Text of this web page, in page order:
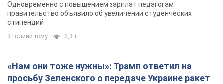
Одновременно с повышением зарплат педагогам
правительство объявило об увеличении студенческих
стипендий
3 години тому 2,3 т.
«Нам они тоже нужны»: Трамп ответил на
просьбу Зеленского о передаче Украине ракет